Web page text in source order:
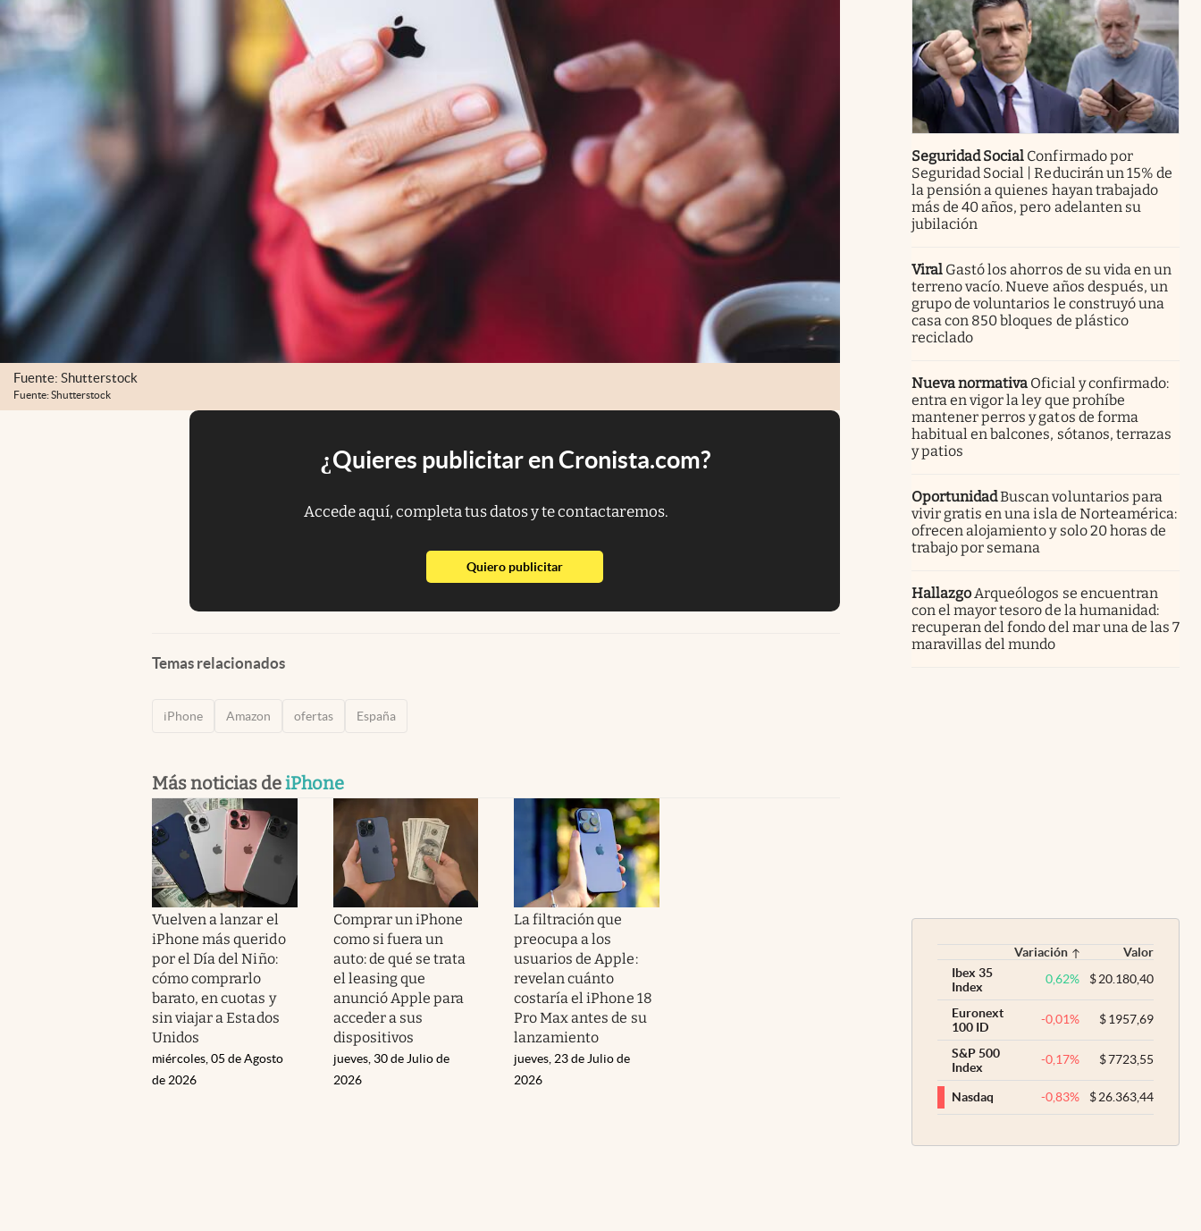
Fuente: Shutterstock
Fuente: Shutterstock
¿Quieres publicitar en Cronista.com?
Accede aquí, completa tus datos y te contactaremos.
Quiero publicitarabre en nueva pestaña
Temas relacionados
iPhone Amazon ofertas España
Más noticias deiPhone
Vuelven a lanzar el
iPhone más querido
por el Día del Niño:
cómo comprarlo
barato, en cuotas y
sin viajar a Estados
Unidos
miércoles, 05 de Agosto
de 2026
Comprar un iPhone
como si fuera un
auto: de qué se trata
el leasing que
anunció Apple para
acceder a sus
dispositivos
jueves, 30 de Julio de
2026
La filtración que
preocupa a los
usuarios de Apple:
revelan cuánto
costaría el iPhone 18
Pro Max antes de su
lanzamiento
jueves, 23 de Julio de
2026
Seguridad Social Confirmado por
Seguridad Social | Reducirán un 15% de
la pensión a quienes hayan trabajado
más de 40 años, pero adelanten su
jubilación
Viral Gastó los ahorros de su vida en un
terreno vacío. Nueve años después, un
grupo de voluntarios le construyó una
casa con 850 bloques de plástico
reciclado
Nueva normativa Oficial y confirmado:
entra en vigor la ley que prohíbe
mantener perros y gatos de forma
habitual en balcones, sótanos, terrazas
y patios
OportunidadBuscan voluntarios para
vivir gratis en una isla de Norteamérica:
ofrecen alojamiento y solo 20 horas de
trabajo por semana
HallazgoArqueólogos se encuentran
con el mayor tesoro de la humanidad:
recuperan del fondo del mar una de las 7
maravillas del mundo
Variación
Valor
Ibex 35
Index
0,62% $20.180,40
Euronext
100 ID
-0,01% $1957,69
S&P 500
Index
-0,17% $7723,55
Nasdaq -0,83% $26.363,44